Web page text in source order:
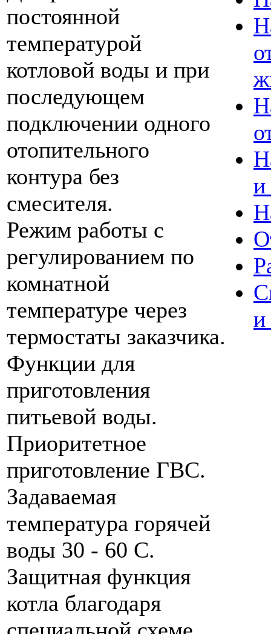
постоянной
температурой
котловой воды и при
последующем
подключении одного
отопительного
контура без
смесителя.
Режим работы с
регулированием по
комнатной
температуре через
термостаты заказчика.
Функции для
приготовления
питьевой воды.
Приоритетное
приготовление ГВС.
Задаваемая
температура горячей
воды 30 - 60 C.
Защитная функция
котла благодаря
и
и